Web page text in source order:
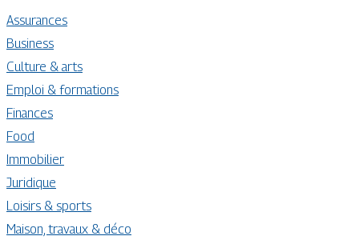
Assurances
Business
Culture & arts
Emploi & formations
Finances
Food
Immobilier
Juridique
Loisirs & sports
Maison, travaux & déco